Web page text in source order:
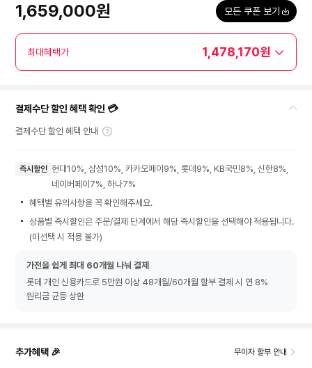
1,659,000원 모든 쿠폰 보기
최대혜택가 1,478,170원
결제수단 할인 혜택 확인 💳
결제수단 할인 혜택 안내
즉시할인 현대10%, 삼성10%, 카카오페이9%, 롯데9%, KB국민8%, 신한8%,
네이버페이7%, 하나7%
혜택별 유의사항을 꼭 확인해주세요.
상품별 즉시할인은 주문/결제 단계에서 해당 즉시할인을 선택해야 적용됩니다.
(미선택 시 적용 불가)
가전을 쉽게 최대 60개월 나눠 결제
롯데 개인 신용카드로 5만원 이상 48개월/60개월 할부 결제 시 연 8%
원리금 균등 상환
추가혜택 🎉 무이자 할부 안내